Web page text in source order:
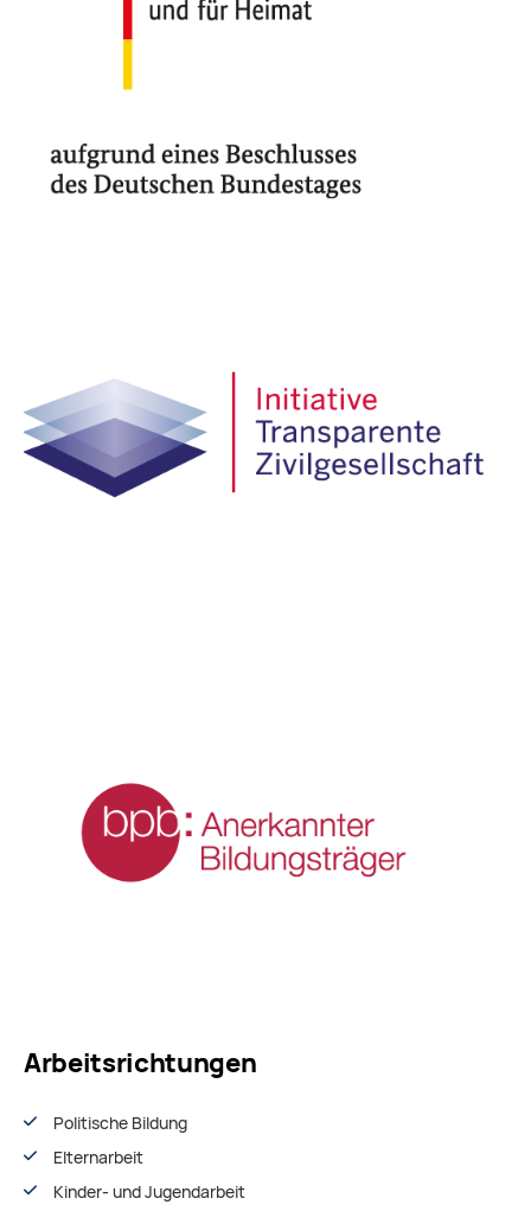
Arbeitsrichtungen
Politische Bildung
Elternarbeit
Kinder- und Jugendarbeit